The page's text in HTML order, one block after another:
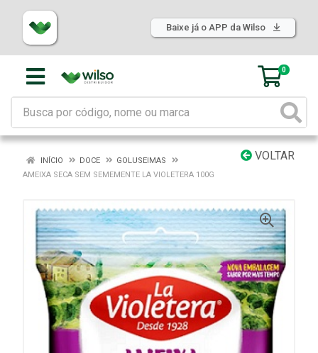
Baixe já o APP da Wilso
0
VOLTAR
INÍCIO DOCE
GOLUSEIMAS
AMEIXA SECA SEM SEMEMENTE LA VIOLETERA 100G